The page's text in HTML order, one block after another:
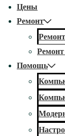
Цены
Ремонт
Помощь